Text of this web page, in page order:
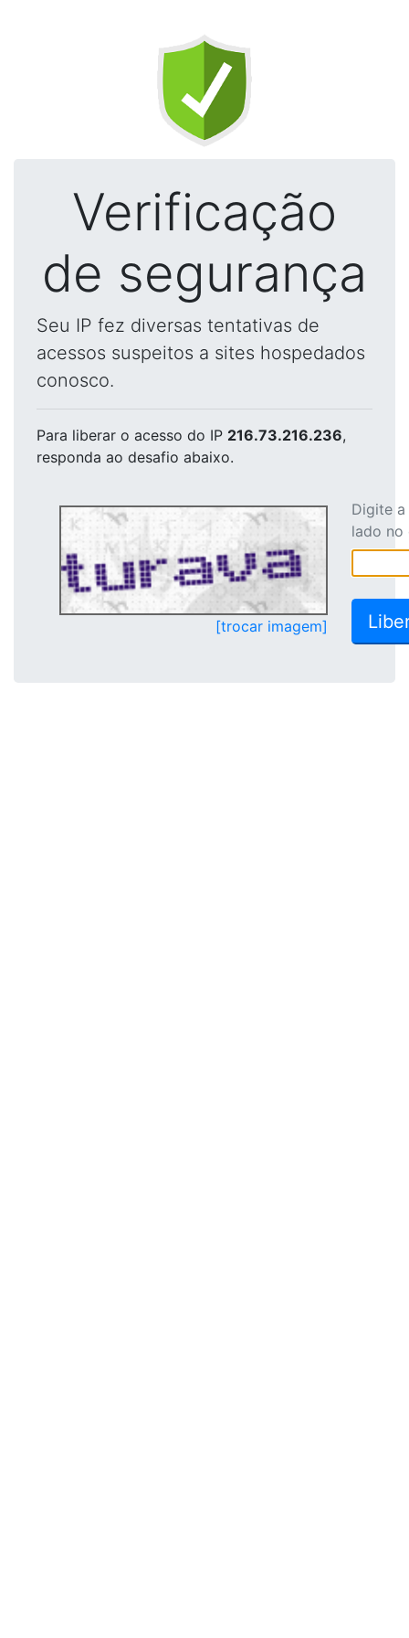
Verificação
de segurança
Seu IP fez diversas tentativas de
acessos suspeitos a sites hospedados
conosco.
Para liberar o acesso do IP 216.73.216.236,
responda ao desafio abaixo.
[trocar imagem]
Digite
lado no